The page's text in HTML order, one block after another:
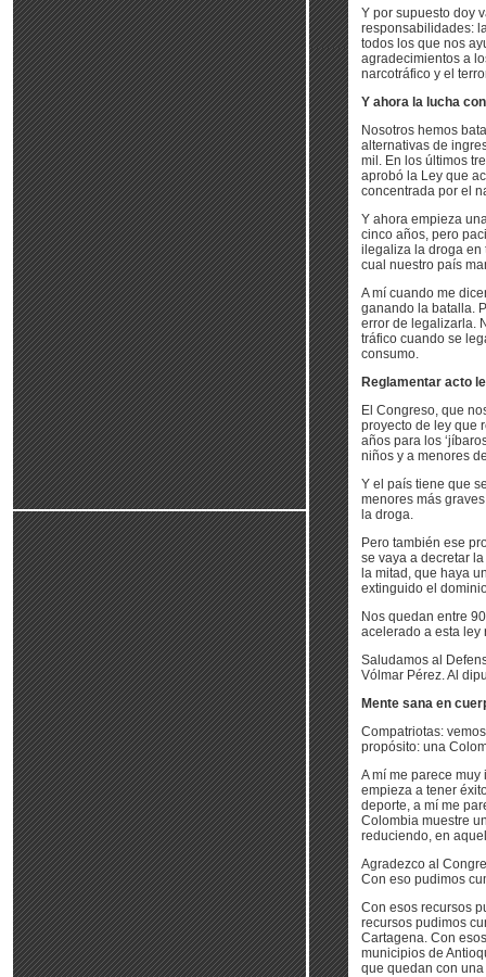
Y por supuesto doy
responsabilidades:
todos los que nos
agradecimientos a
narcotráfico y el
Y ahora la lucha
Nosotros hemos
alternativas de
mil. En los últimos
aprobó la Ley que
concentrada por el
Y ahora empieza
cinco años, pero
ilegaliza la droga en
cual nuestro país
A mí cuando me
ganando la batalla.
error de legalizarla.
tráfico cuando se
consumo.
Reglamentar acto
El Congreso, que
proyecto de ley que
años para los
niños y a menores
Y el país tiene que
menores más
la droga.
Pero también ese
se vaya a decretar
la mitad, que haya
extinguido el
Nos quedan entre
acelerado a esta
Saludamos al
Vólmar Pérez. Al
Mente sana en
Compatriotas:
propósito: una
A mí me parece
empieza a tener
deporte, a mí me
Colombia muestre
reduciendo, en
Agradezco al
Con eso pudimos
Con esos recursos
recursos pudimos
Cartagena. Con
municipios de
que quedan con